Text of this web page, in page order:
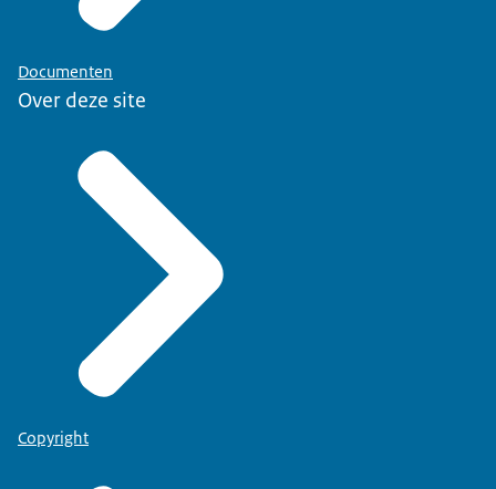
Documenten
Over deze site
Copyright